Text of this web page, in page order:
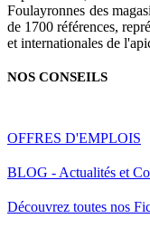
Foulayronnes des
de 1700 références,
et internationales de
NOS CONSEILS
OFFRES D'EMPLOIS
BLOG - Actualités et
Découvrez toutes nos